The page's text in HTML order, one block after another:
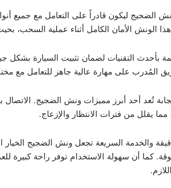
الضجيج ليكون قادراً على التعامل مع جميع
هذا الونش الأمان الكامل أثناء عملية السحب،
بأحدث التقنيات لضمان تثبيت السيارة
المُدرب على مهارة عالية جاهز للتعامل مع
يقلل من فترات الانتظار والإزعاج.
والخدمة السريعة تجعل ونش الضجيج
كما أن سهولة الاستخدام توفر راحة كبيرة